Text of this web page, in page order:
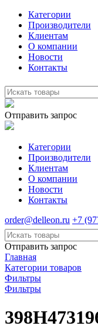
Категории
Производители
Клиентам
О компании
Новости
Контакты
Отправить запрос
Категории
Производители
Клиентам
О компании
Новости
Контакты
order@delleon.ru +7
Отправить запрос
Главная
Категории товаров
Фильтры
Фильтры